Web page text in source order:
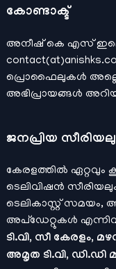
കോണ്ടാക്ട്
അനീഷ്‌ കെ എസ്
പ്രൊഫൈലുകള്‍
അഭിപ്രായങ്ങള്‍
ജനപ്രിയ
കേരളത്തിൽ ഏറ്റവും
ടെലിവിഷൻ
ടെലികാസ്റ്റ്
അപ്ഡേറ്റുകൾ എന്നിവ
ടി.വി, സീ കേരളം,
അമൃത ടി.വി, ഡി.ഡി